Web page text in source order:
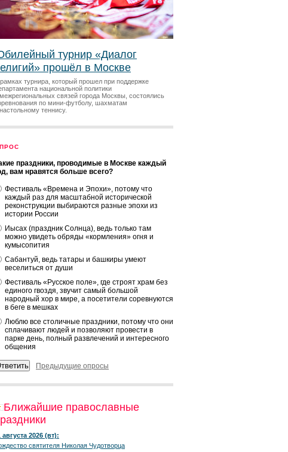
турнир «Диалог
прошёл в Москве
турнира, который прошел при поддержке
национальной политики
связей города Москвы, состоялись
по мини-футболу, шахматам
теннису.
праздники, проводимые в Москве каждый
вам нравятся больше всего?
Фестиваль «Времена и Эпохи», потому что
каждый раз для масштабной исторической
реконструкции выбираются разные эпохи из
истории России
Иысах (праздник Солнца), ведь только там
можно увидеть обряды «кормления» огня и
кумысопития
Сабантуй, ведь татары и башкиры умеют
веселиться от души
Фестиваль «Русское поле», где строят храм без
единого гвоздя, звучит самый большой
народный хор в мире, а посетители соревнуются
в беге в мешках
Люблю все столичные праздники, потому что они
сплачивают людей и позволяют провести в
парке день, полный развлечений и интересного
общения
Предыдущие опросы
Ближайшие православные
августа 2026 (вт):
святителя Николая Чудотворца